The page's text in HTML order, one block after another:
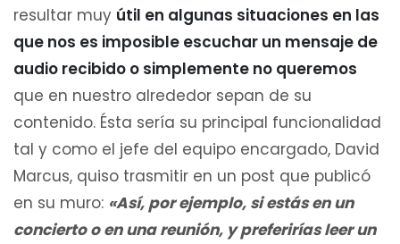
resultar muy útil en algunas situaciones en las
que nos es imposible escuchar un mensaje de
audio recibido o simplemente no queremos
que en nuestro alrededor sepan de su
contenido. Ésta sería su principal funcionalidad
tal y como el jefe del equipo encargado, David
Marcus, quiso trasmitir en un post que publicó
en su muro: «Así, por ejemplo, si estás en un
concierto o en una reunión, y preferirías leer un